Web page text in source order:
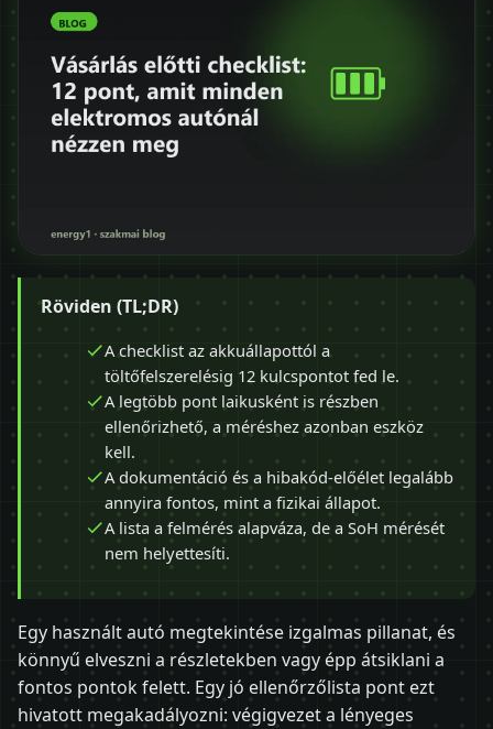
Röviden (TL;DR)
A checklist az akkuállapottól a
töltőfelszerelésig 12 kulcspontot fed le.
A legtöbb pont laikusként is részben
ellenőrizhető, a méréshez azonban eszköz
kell.
A dokumentáció és a hibakód-előélet legalább
annyira fontos, mint a fizikai állapot.
A lista a felmérés alapváza, de a SoH mérését
nem helyettesíti.
Egy használt autó megtekintése izgalmas pillanat, és
könnyű elveszni a részletekben vagy épp átsiklani a
fontos pontok felett. Egy jó ellenőrzőlista pont ezt
hivatott megakadályozni: végigvezet a lényeges